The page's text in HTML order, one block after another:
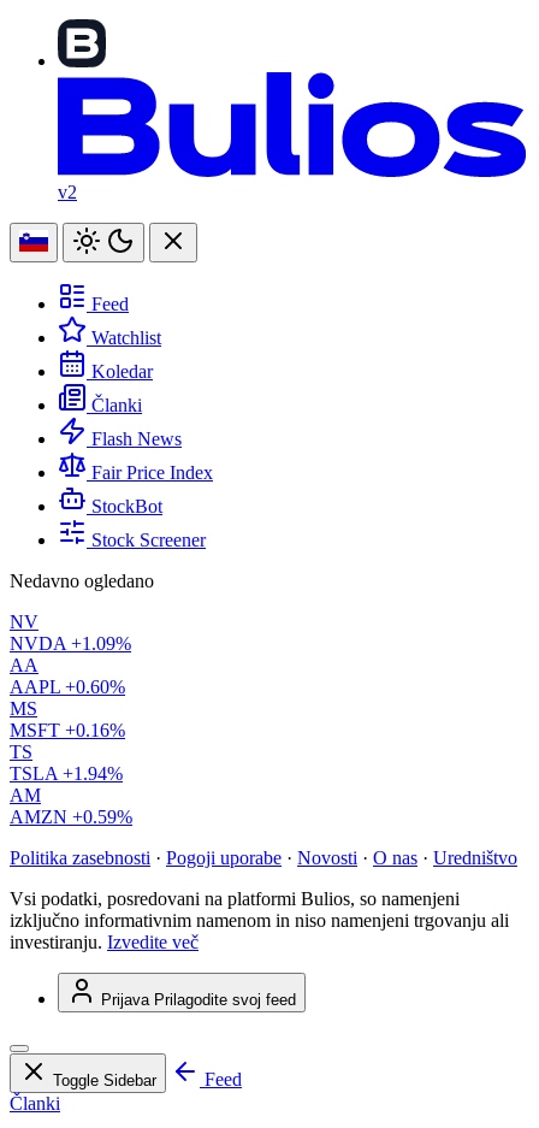
v2
Feed
Watchlist
Koledar
Članki
Flash News
Fair Price Index
StockBot
Stock Screener
Nedavno ogledano
NV
NVDA +1.09%
AA
AAPL +0.60%
MS
MSFT +0.16%
TS
TSLA +1.94%
AM
AMZN +0.59%
Politika zasebnosti · Pogoji uporabe · Novosti · O nas · Uredništvo
Vsi podatki, posredovani na platformi Bulios, so namenjeni
izključno informativnim namenom in niso namenjeni trgovanju ali
investiranju. Izvedite več
Prijava Prilagodite svoj feed
Toggle Sidebar
Feed
Članki